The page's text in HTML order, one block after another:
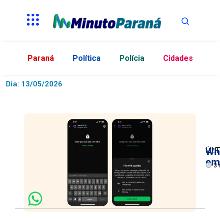
Paraná Política Polícia Cidades
Dia: 13/05/2026
3